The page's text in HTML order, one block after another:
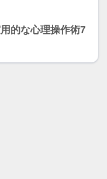
的な心理操作術7